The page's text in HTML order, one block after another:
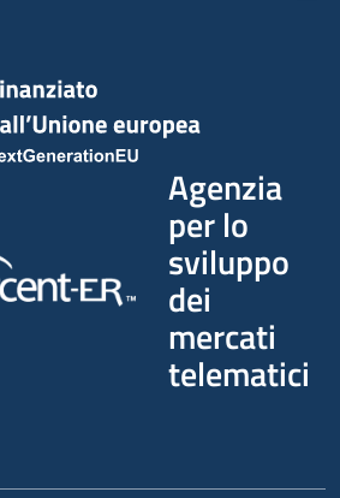
Agenzia
per lo
sviluppo
dei
mercati
telematici